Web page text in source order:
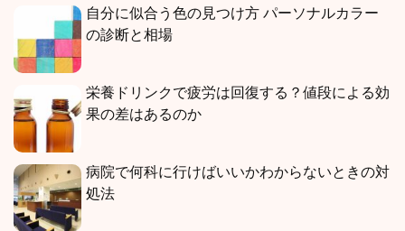
自分に似合う色の見つけ方 パーソナルカラー
の診断と相場
栄養ドリンクで疲労は回復する？値段による効
果の差はあるのか
病院で何科に行けばいいかわからないときの対
処法